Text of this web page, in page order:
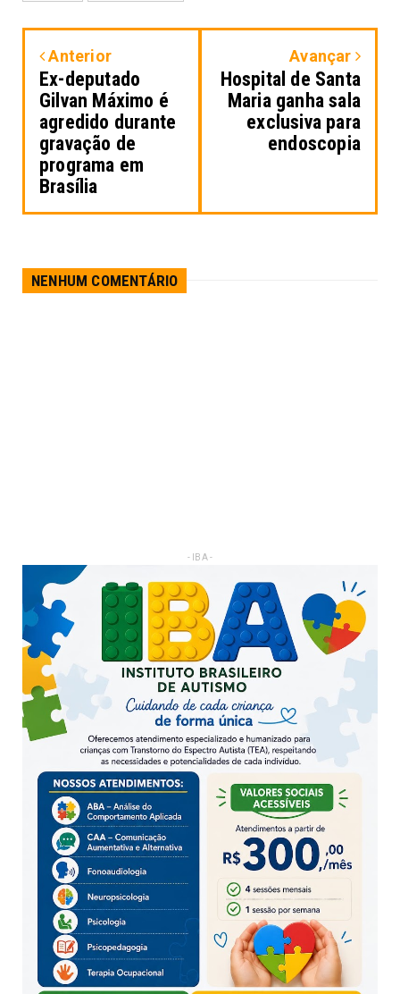
Anterior
Ex-deputado
Gilvan Máximo é
agredido durante
gravação de
programa em
Brasília
Avançar
Hospital de Santa
Maria ganha sala
exclusiva para
endoscopia
NENHUM COMENTÁRIO
- IBA -